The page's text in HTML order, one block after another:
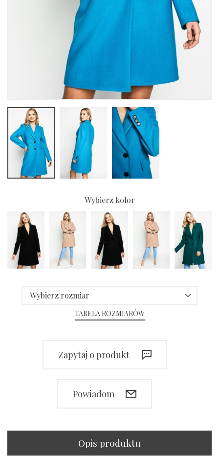
Wybierz kolor
Wybierz rozmiar
TABELA ROZMIARÓW
Zapytaj o produkt
Powiadom
Opis produktu